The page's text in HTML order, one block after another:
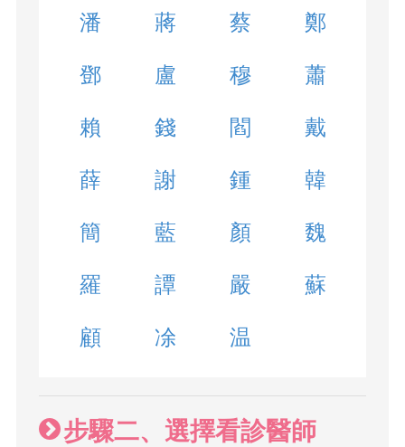
潘 蔣 蔡 鄭
鄧 盧 穆 蕭
賴 錢 閻 戴
薛 謝 鍾 韓
簡 藍 顏 魏
羅 譚 嚴 蘇
顧 凃 温
步驟二、選擇看診醫師